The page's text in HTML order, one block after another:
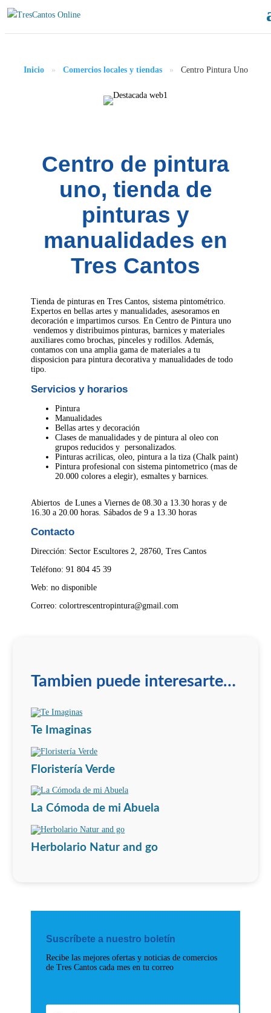
Inicio » Comercios locales y tiendas » Centro Pintura Uno
Centro de pintura
uno, tienda de
pinturas y
manualidades en
Tres Cantos
Tienda de pinturas en Tres Cantos, sistema pintométrico.
Expertos en bellas artes y manualidades, asesoramos en
decoración e impartimos cursos. En Centro de Pintura uno
vendemos y distribuimos pinturas, barnices y materiales
auxiliares como brochas, pinceles y rodillos. Además,
contamos con una amplia gama de materiales a tu
disposicion para pintura decorativa y manualidades de todo
tipo.
Servicios y horarios
Pintura
Manualidades
Bellas artes y decoración
Clases de manualidades y de pintura al oleo con
grupos reducidos y personalizados.
Pinturas acrilicas, oleo, pintura a la tiza (Chalk paint)
Pintura profesional con sistema pintometrico (mas de
20.000 colores a elegir), esmaltes y barnices.
Abiertos de Lunes a Viernes de 08.30 a 13.30 horas y de
16.30 a 20.00 horas. Sábados de 9 a 13.30 horas
Contacto
Dirección: Sector Escultores 2, 28760, Tres Cantos
Teléfono: 91 804 45 39
Web: no disponible
Correo: colortrescentropintura@gmail.com
Tambien puede interesarte…
Te Imaginas
Floristería Verde
La Cómoda de mi Abuela
Herbolario Natur and go
Suscríbete a nuestro boletín
Recibe las mejores ofertas y noticias de comercios
de Tres Cantos cada mes en tu correo